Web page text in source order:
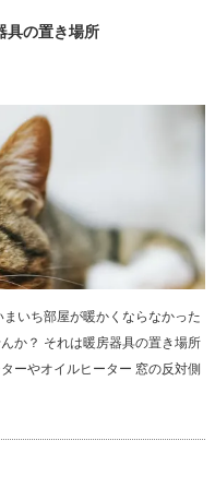
具の置き場所
いち部屋が暖かくならなかった
か？ それは暖房器具の置き場所
ーやオイルヒーター 窓の反対側